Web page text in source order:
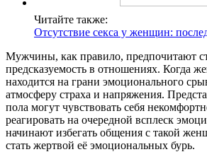
Читайте также:
Отсутствие секса у женщин:
Мужчины, как правило, предпочитают
предсказуемость в отношениях. Когда
находится на грани эмоционального
атмосферу страха и напряжения.
пола могут чувствовать себя
реагировать на очередной всплеск
начинают избегать общения с такой
стать жертвой её эмоциональных бурь.